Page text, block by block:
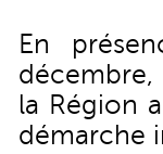
En
la Région
démarche